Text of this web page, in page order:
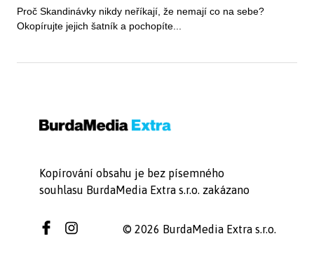
Proč Skandinávky nikdy neříkají, že nemají co na sebe?
Okopírujte jejich šatník a pochopíte...
Kopírování obsahu je bez písemného
souhlasu BurdaMedia Extra s.r.o. zakázano
© 2026 BurdaMedia Extra s.r.o.